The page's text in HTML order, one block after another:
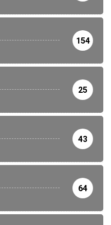
154
25
43
64